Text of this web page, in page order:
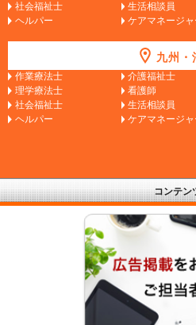
社会福祉士
生活相談員
ヘルパー
ケアマネージャ
九州・
作業療法士 介護福祉士
理学療法士
看護師
社会福祉士
生活相談員
ヘルパー
ケアマネージャ
コンテン